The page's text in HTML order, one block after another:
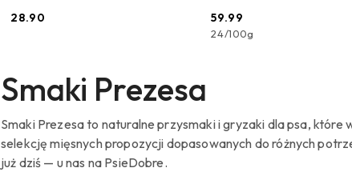
Cena:
28.90
Cena:
59.99
24/100g
Smaki Prezesa
Smaki Prezesa to naturalne przysmaki i gryzaki dla psa,
selekcję mięsnych propozycji dopasowanych do różnych
już dziś — u nas na PsieDobre.